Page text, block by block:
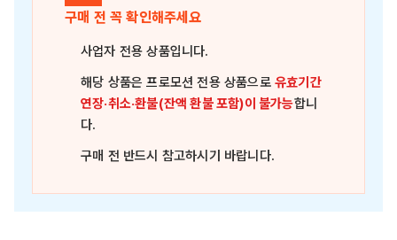
구매 전 꼭 확인해주세요
사업자 전용 상품입니다.
해당 상품은프로모션 전용 상품으로유효기간
연장·취소·환불(잔액 환불 포함)이 불가능합니
다.
구매 전 반드시 참고하시기 바랍니다.